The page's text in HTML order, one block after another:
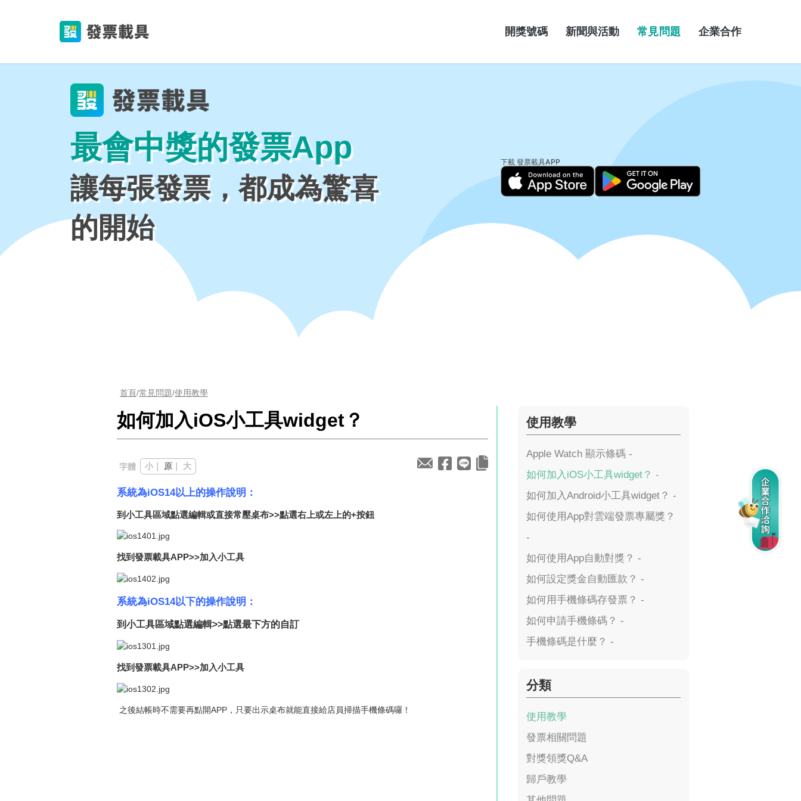
開獎號碼 新聞與活動 常見問題 企業合作
最會中獎的發票App
讓每張發票，都成為驚喜
的開始
下載 發票載具APP
首頁/常見問題/使用教學
如何加入iOS小工具widget？
字體 小｜ 原｜ 大
系統為iOS14以上的操作說明：
到小工具區域點選編輯或直接常壓桌布>>點選右上或左上的+按鈕
找到發票載具APP>>加入小工具
系統為iOS14以下的操作說明：
到小工具區域點選編輯>>點選最下方的自訂
找到發票載具APP>>加入小工具
之後結帳時不需要再點開APP，只要出示桌布就能直接給店員掃描手機條碼囉！
使用教學
Apple Watch 顯示條碼 -
如何加入iOS小工具widget？ -
如何加入Android小工具widget？ -
如何使用App對雲端發票專屬獎？
-
如何使用App自動對獎？ -
如何設定獎金自動匯款？ -
如何用手機條碼存發票？ -
如何申請手機條碼？ -
手機條碼是什麼？ -
分類
使用教學
發票相關問題
對獎領獎Q&A
歸戶教學